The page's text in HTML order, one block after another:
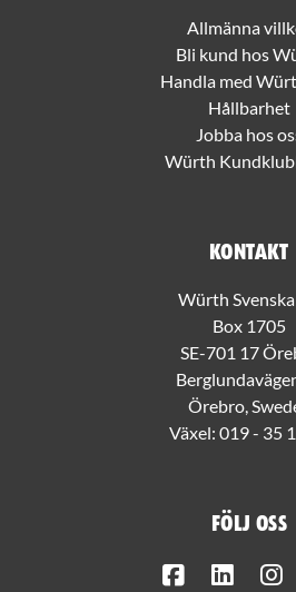
Allmänna
Bli kund hos
Handla med
Hållbarhet
Jobba hos
Würth
Kontakt
Würth
Box 1705
SE-701 17
Örebro,
Växel: 019 - 35
Följ oss
Facebook